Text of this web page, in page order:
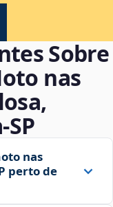
Sobre
nas
nas
perto de